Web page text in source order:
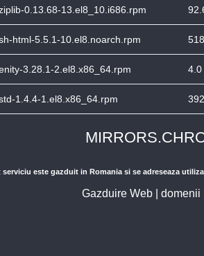
0.13.68-13.el8_10.i686.rpm
html-5.5.1-10.el8.noarch.rpm
3.28.1-2.el8.x86_64.rpm 4.0
1.4.4-1.el8.x86_64.rpm
serviciu este gazduit in Romania si se adreseaza
Gazduire Web| domenii